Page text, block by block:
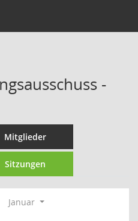
-
Mitglieder
Sitzungen
Januar